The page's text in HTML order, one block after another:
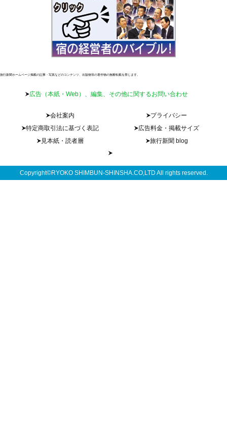
旅行新聞ホームページ掲載の記事・写真などのコンテンツ、出版物等の著作物の無断転載を禁じます。
広告（本紙・Web）、編集、その他に関するお問い合わせ
会社案内
プライバシー
特定商取引法に基づく表記
広告料金・掲載サイズ
見本紙・読者層
旅行新聞 blog
Copyright©RYOKO SHIMBUN-SHINSHA.CO,LTD All rights reserved.